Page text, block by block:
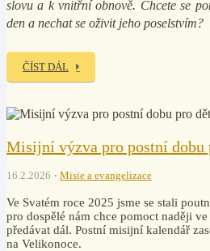
slovu a k vnitřní obnově. Chcete se
den a nechat se oživit jeho poselstvím?
ČÍST DÁL
Misijní výzva pro postní dobu
16.2.2026 Misie a evangelizace
Ve Svatém roce 2025 jsme se stali
pro dospělé nám chce pomoct naději
předávat dál. Postní misijní kalendář
na Velikonoce.